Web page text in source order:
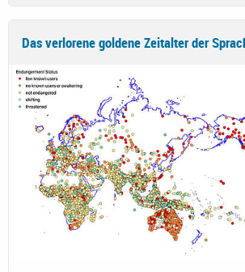
Das verlorene goldene Zeitalter der